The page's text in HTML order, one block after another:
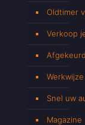
Oldtimer
Verkoop
Werkwijze
Snel uw
Magazine